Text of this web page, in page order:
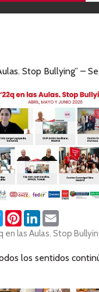
Stop Bullying” –
TwitterPinterest
LinkedIn
las Aulas. Stop
los sentidos